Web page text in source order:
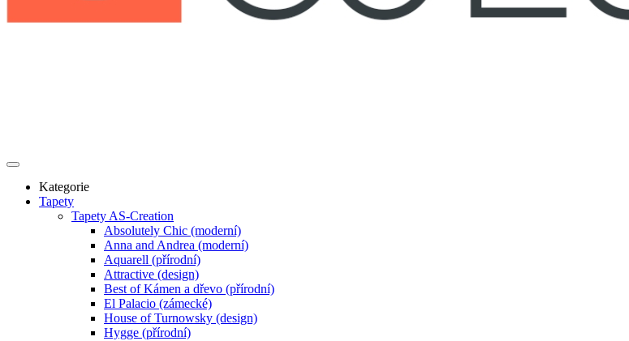
Kategorie
Tapety
Tapety AS-Creation
Absolutely Chic (moderní)
Anna and Andrea (moderní)
Aquarell (přírodní)
Attractive (design)
Best of Kámen a dřevo (přírodní)
El Palacio (zámecké)
House of Turnowsky (design)
Hygge (přírodní)